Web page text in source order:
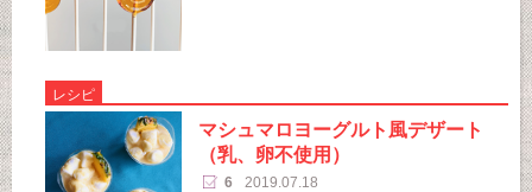
レシピ
マシュマロヨーグルト風デザート
（乳、卵不使用）
6 2019.07.18